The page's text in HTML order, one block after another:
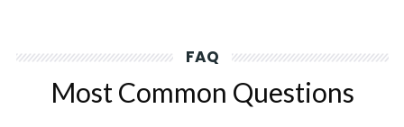
FAQ
Most Common Questions